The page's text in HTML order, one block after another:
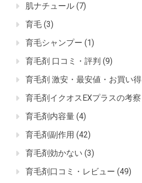
肌ナチュール (7)
育毛 (3)
育毛シャンプー (1)
育毛剤 口コミ・評判 (9)
育毛剤 激安・最安値・お買い得
育毛剤イクオスEXプラスの考察
育毛剤内容量 (4)
育毛剤副作用 (42)
育毛剤効かない (3)
育毛剤口コミ・レビュー (49)